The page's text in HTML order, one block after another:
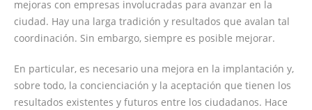
mejoras con empresas involucradas para avanzar en la
ciudad. Hay una larga tradición y resultados que avalan tal
coordinación. Sin embargo, siempre es posible mejorar.
En particular, es necesario una mejora en la implantación y,
sobre todo, la concienciación y la aceptación que tienen los
resultados existentes y futuros entre los ciudadanos. Hace